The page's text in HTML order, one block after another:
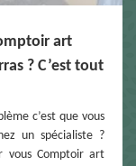
art
? C’est tout
c’est que vous
un spécialiste ?
vous Comptoir art